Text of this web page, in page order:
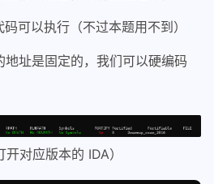
码可以执行（不过本题用不到）
地址是固定的，我们可以硬编码
对应版本的 IDA）